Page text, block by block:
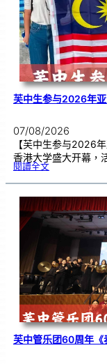
芙中生参与2026年
07/08/2026
【芙中生参与2026
香港大学盛大开幕
閱讀全文:芙
参
2
0
2
6
年
亚
洲科
芙中管乐团60周年《